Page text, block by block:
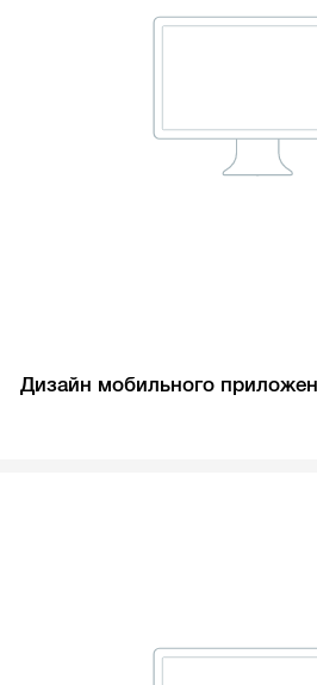
Дизайн мобильного